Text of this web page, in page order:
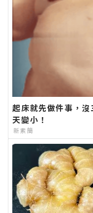
起床就先做件事，
天變小！
新素簡